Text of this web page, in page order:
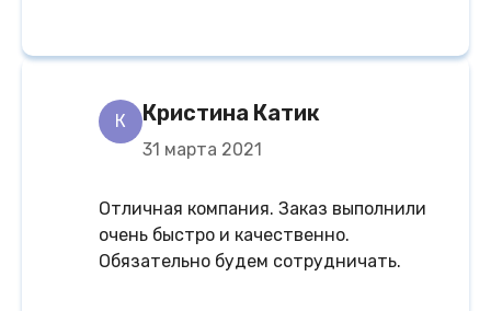
К Кристина Катик
31 марта 2021
Отличная компания. Заказ выполнили
очень быстро и качественно.
Обязательно будем сотрудничать.